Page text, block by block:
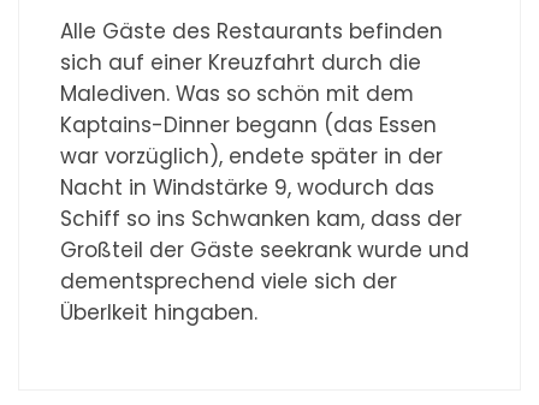
Alle Gäste des Restaurants befinden
sich auf einer Kreuzfahrt durch die
Malediven. Was so schön mit dem
Kaptains-Dinner begann (das Essen
war vorzüglich), endete später in der
Nacht in Windstärke 9, wodurch das
Schiff so ins Schwanken kam, dass der
Großteil der Gäste seekrank wurde und
dementsprechend viele sich der
Überlkeit hingaben.